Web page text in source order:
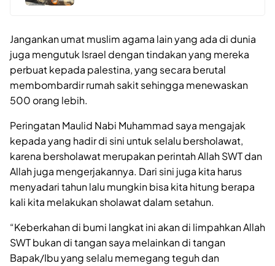
Jangankan umat muslim agama lain yang ada di dunia
juga mengutuk Israel dengan tindakan yang mereka
perbuat kepada palestina, yang secara berutal
membombardir rumah sakit sehingga menewaskan
500 orang lebih.
Peringatan Maulid Nabi Muhammad saya mengajak
kepada yang hadir di sini untuk selalu bersholawat,
karena bersholawat merupakan perintah Allah SWT dan
Allah juga mengerjakannya. Dari sini juga kita harus
menyadari tahun lalu mungkin bisa kita hitung berapa
kali kita melakukan sholawat dalam setahun.
“Keberkahan di bumi langkat ini akan di limpahkan Allah
SWT bukan di tangan saya melainkan di tangan
Bapak/Ibu yang selalu memegang teguh dan